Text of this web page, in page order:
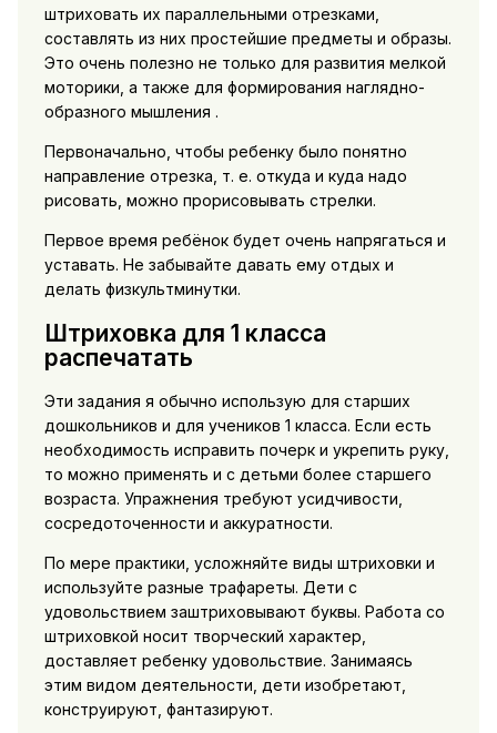
штриховать их параллельными отрезками,
составлять из них простейшие предметы и образы.
Это очень полезно не только для развития мелкой
моторики, а также для формирования наглядно-
образного мышления .
Первоначально, чтобы ребенку было понятно
направление отрезка, т. е. откуда и куда надо
рисовать, можно прорисовывать стрелки.
Первое время ребёнок будет очень напрягаться и
уставать. Не забывайте давать ему отдых и
делать физкультминутки.
Штриховка для 1 класса
распечатать
Эти задания я обычно использую для старших
дошкольников и для учеников 1 класса. Если есть
необходимость исправить почерк и укрепить руку,
то можно применять и с детьми более старшего
возраста. Упражнения требуют усидчивости,
сосредоточенности и аккуратности.
По мере практики, усложняйте виды штриховки и
используйте разные трафареты. Дети с
удовольствием заштриховывают буквы. Работа со
штриховкой носит творческий характер,
доставляет ребенку удовольствие. Занимаясь
этим видом деятельности, дети изобретают,
конструируют, фантазируют.